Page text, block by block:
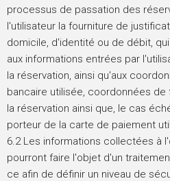
processus de passation des
l'utilisateur la fourniture de
domicile, d'identité ou de débit,
aux informations entrées par
la réservation, ainsi qu'aux
bancaire utilisée, coordonnées
la réservation ainsi que, le cas
porteur de la carte de paiement
6.2 Les informations collectées à
pourront faire l'objet d'un
ce afin de définir un niveau de